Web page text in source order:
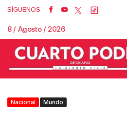
SÍGUENOS
8 / Agosto / 2026
Nacional Mundo